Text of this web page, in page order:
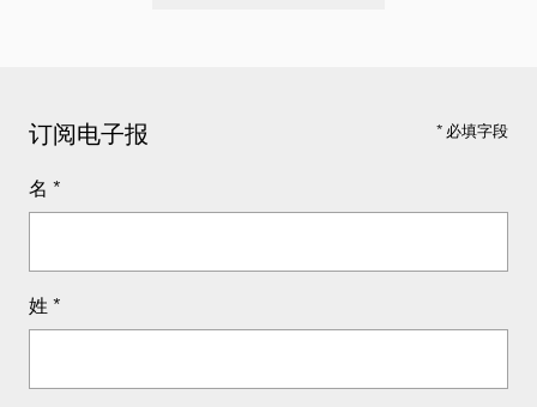
订阅电子报 * 必填字段
名 *
姓 *